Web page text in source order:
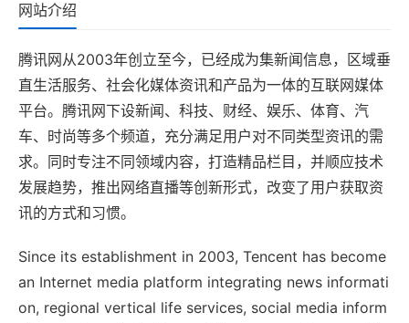
网站介绍
腾讯网从2003年创立至今，已经成为集新闻信息，区域垂
直生活服务、社会化媒体资讯和产品为一体的互联网媒体
平台。腾讯网下设新闻、科技、财经、娱乐、体育、汽
车、时尚等多个频道，充分满足用户对不同类型资讯的需
求。同时专注不同领域内容，打造精品栏目，并顺应技术
发展趋势，推出网络直播等创新形式，改变了用户获取资
讯的方式和习惯。
Since its establishment in 2003, Tencent has become
an Internet media platform integrating news informati
on, regional vertical life services, social media inform